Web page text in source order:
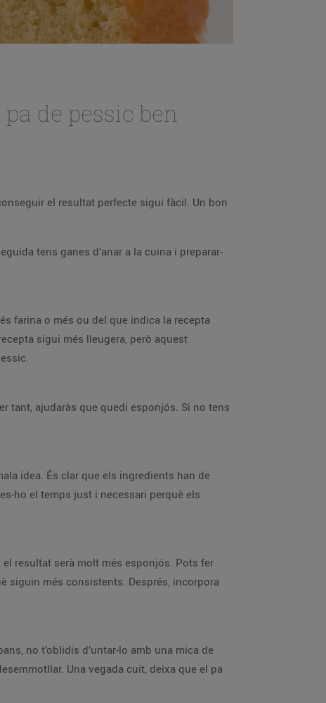
de pessic ben
el resultat perfecte sigui fàcil. Un bon
tens ganes d’anar a la cuina i preparar-
farina o més ou del que indica la recepta
sigui més lleugera, però aquest
tant, ajudaràs que quedi esponjós. Si no tens
idea. És clar que els ingredients han de
ho el temps just i necessari perquè els
resultat serà molt més esponjós. Pots fer
siguin més consistents. Després, incorpora
no t’oblidis d’untar-lo amb una mica de
Una vegada cuit, deixa que el pa